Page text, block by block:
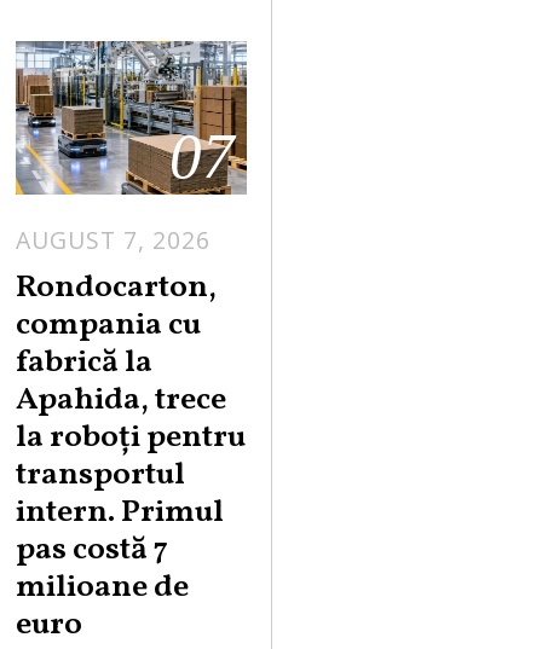
07
AUGUST 7, 2026
G
T
7
2
Rondocarton,
compania cu
fabrică la
Apahida, trece
la roboți pentru
transportul
intern. Primul
pas costă 7
milioane de
euro